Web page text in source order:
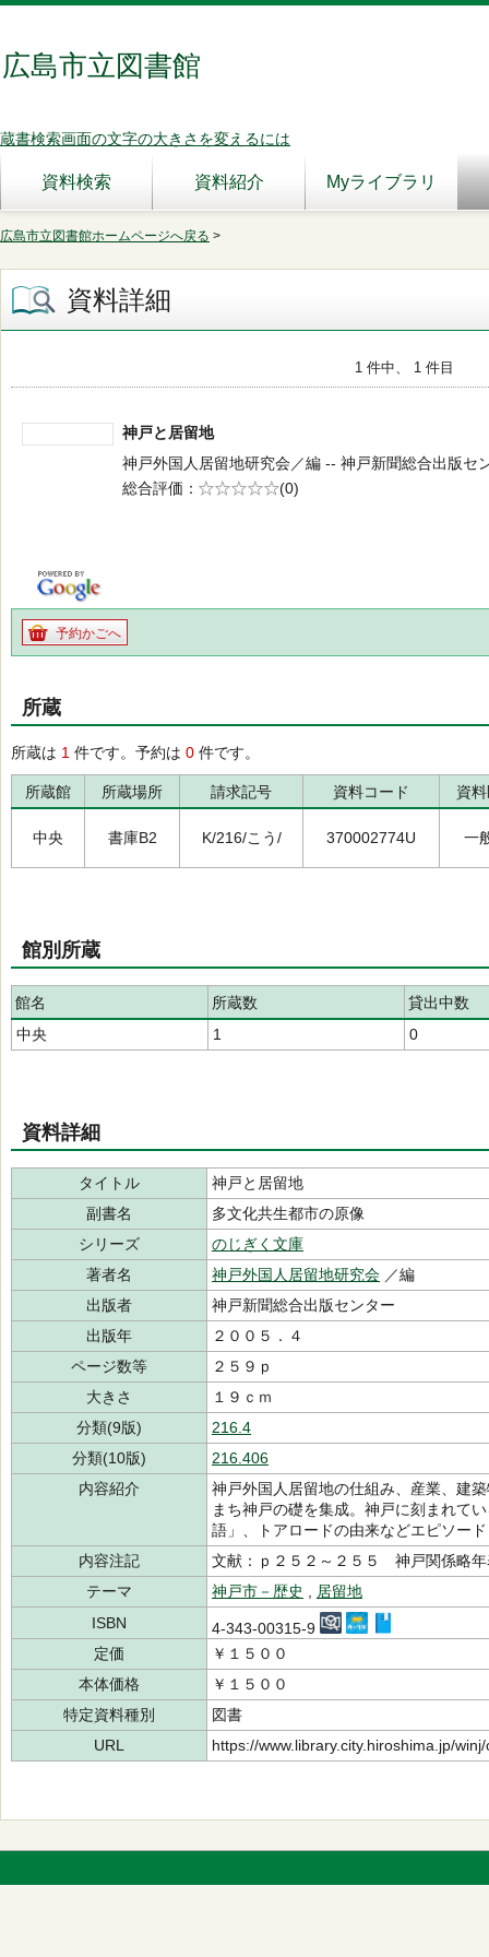
広島市立図書館
蔵書検索画面の文字の大きさを変えるには
資料検索 資料紹介 Myライブラリ
広島市立図書館ホームページへ戻る >
資料詳細
1 件中、 1 件目
神戸と居留地
神戸外国人居留地研究会／編 -- 神戸新聞総合出版セ
総合評価
5段階評価
(0)
予約かごへ
所蔵
所蔵は 1 件です。予約は 0 件です。
所蔵館 所蔵場所 請求記号 資料コード 資
中央 書庫B2 K/216/こう/ 370002774U 一
館別所蔵
館名 所蔵数
貸出中数
中央
1 0
資料詳細
タイトル
神戸と居留地
副書名
多文化共生都市の原像
シリーズ
のじぎく文庫
著者名
神戸外国人居留地研究会 ／編
出版者
神戸新聞総合出版センター
出版年
２００５．４
ページ数等
２５９ｐ
大きさ
１９ｃｍ
分類(9版)
216.4
分類(10版)
216.406
内容紹介
神戸外国人居留地の仕組み、産業、建
まち神戸の礎を集成。神戸に刻まれて
語」、トアロードの由来などエピソー
内容注記
文献：ｐ２５２～２５５ 神戸関係略
テーマ
神戸市－歴史
居留地
ISBN
4-343-00315-9
定価
￥１５００
本体価格
￥１５００
特定資料種別
図書
URL
https://www.library.city.hiroshima.jp/